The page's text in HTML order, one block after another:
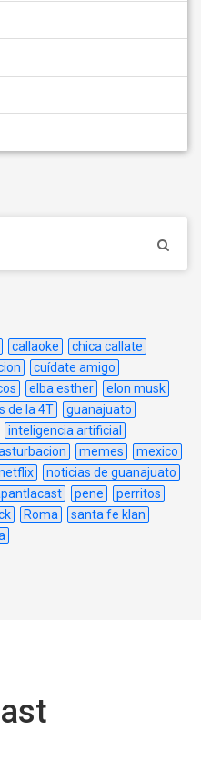
callaoke
chica callate
cuídate amigo
elba esther
elon musk
de la 4T
guanajuato
inteligencia artificial
memes
mexico
noticias de guanajuato
pene
perritos
Roma
santa fe klan